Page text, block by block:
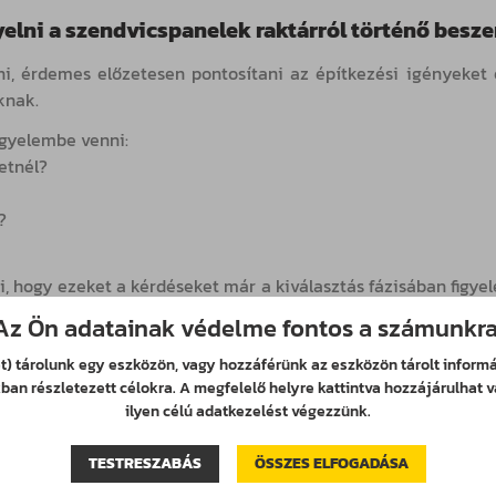
a szendvicspanelek raktárról történő
érdemes előzetesen pontosítani az építkezési
venni:
ezeket a kérdéseket már a kiválasztás fázisában
szendvicspanel: amikor számít az idő és a
Ha a szendvicspaneleket raktárról vásároljuk meg,
jutunk hozzá. A készletes kínálat előnye, hogy
Ön adatainak védelme fontos a
tárolunk egy eszközön, vagy hozzáférünk az eszközön tárolt
részletezett célokra. A megfelelő helyre kattintva hozzájárulhat
ilyen célú adatkezelést végezzünk.
TESTRESZABÁS ÖSSZES ELFOGADÁSA